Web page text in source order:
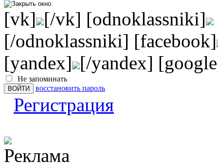
[vk] [/vk] [odnoklassniki]
[/odnoklassniki] [facebook]
[yandex] [/yandex]
Не запоминать
восстановить пароль
Регистрация